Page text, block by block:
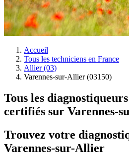
Accueil
Tous les techniciens en France
Allier (03)
Varennes-sur-Allier (03150)
Tous les
certifiés sur Varennes-
Trouvez votre
Varennes-sur-Allier